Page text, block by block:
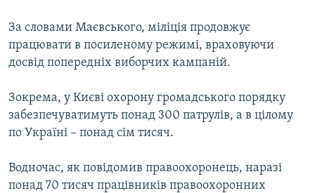
За словами Маєвського, міліція продовжує
працювати в посиленому режимі, враховуючи
досвід попередніх виборчих кампаній.
Зокрема, у Києві охорону громадського порядку
забезпечуватимуть понад 300 патрулів, а в цілому
по Україні – понад сім тисяч.
Водночас, як повідомив правоохоронець, наразі
понад 70 тисяч працівників правоохоронних